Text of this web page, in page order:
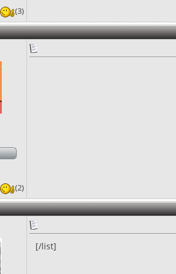
(3)
(2)
[/list]